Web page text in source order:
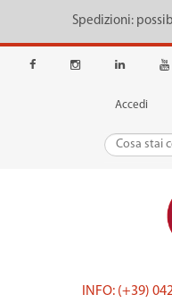
Spedizioni:
Accedi
INFO: (+39)